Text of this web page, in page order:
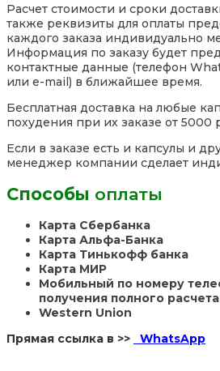
Расчет стоимости и сроки
также реквизиты для оплаты
каждого заказа индивидуально
Информация по заказу будет
контактные данные (телефон
или e-mail) в ближайшее время.
Бесплатная доставка на любые
похудения при их заказе от 5000
Если в заказе есть и капсулы и
менеджер компании сделает
Способы оплаты
Карта Сбербанка
Карта Альфа-Банка
Карта Тинькофф банка
Карта МИР
Мобильный по номеру
получения полного
Western Union
Прямая ссылка в >>
WhatsApp